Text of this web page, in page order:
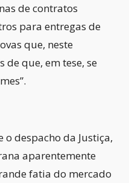
de contratos
para entregas de
que, neste
de que, em tese, se
o despacho da Justiça,
aparentemente
fatia do mercado